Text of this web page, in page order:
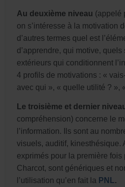
Au deuxième niveau (appelé
on s’intéresse à la motivation
d’autres termes quel est
d’apprendre, qui motive,
extérieurs qui conditionnent
4 profils de motivations : «
avec qui », « quelle utilité ? »,
Le troisième et dernier
compréhension) concerne le
l’information. Ils sont au
visuels, auditif, kinesthésique.
exprimés pour la première fois
Charcot, sont génériques et
l’utilisation qu’en fait la PNL.